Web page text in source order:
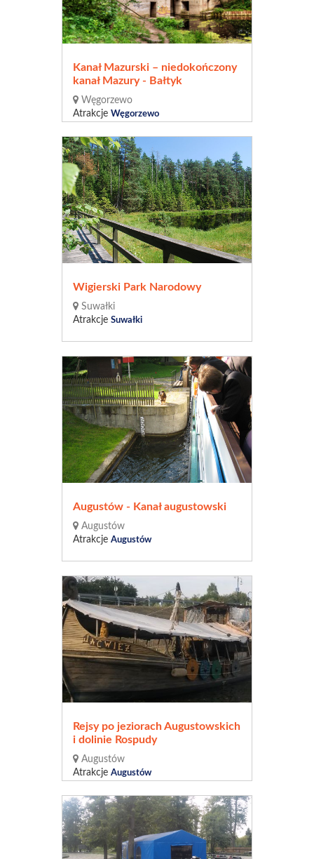
Kanał Mazurski – niedokończony
kanał Mazury - Bałtyk
Węgorzewo
Atrakcje Węgorzewo
Wigierski Park Narodowy
Suwałki
Atrakcje Suwałki
Augustów - Kanał augustowski
Augustów
Atrakcje Augustów
Rejsy po jeziorach Augustowskich
i dolinie Rospudy
Augustów
Atrakcje Augustów